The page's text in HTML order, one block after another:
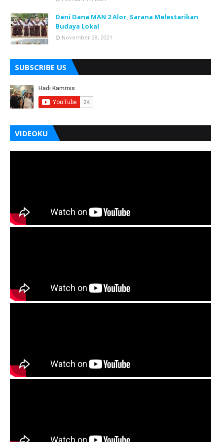
Dani Dana MAN 2 Alor, Sarana Melestarikan
Budaya Lokal
November 28, 2021
SUBSCRIBE US
VIDEOKU